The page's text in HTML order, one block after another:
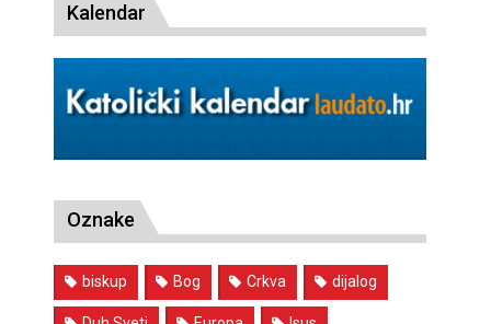
Kalendar
Oznake
biskup Bog Crkva dijalog